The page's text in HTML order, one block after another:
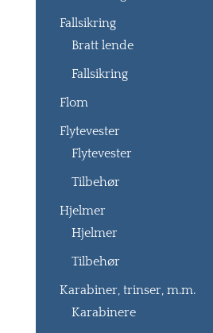
Fallsikring
Bratt lende
Fallsikring
Flom
Flytevester
Flytevester
Tilbehør
Hjelmer
Hjelmer
Tilbehør
Karabiner, trinser, m.m.
Karabinere